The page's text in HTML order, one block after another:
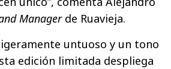
Managerde Ruavieja.
untuoso y un tono
edición limitada despliega